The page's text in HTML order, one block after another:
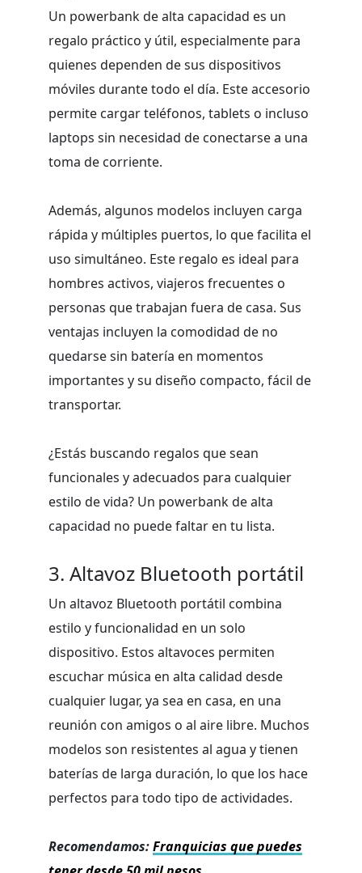
Un powerbank de alta capacidad es un
regalo práctico y útil, especialmente para
quienes dependen de sus dispositivos
móviles durante todo el día. Este accesorio
permite cargar teléfonos, tablets o incluso
laptops sin necesidad de conectarse a una
toma de corriente.
Además, algunos modelos incluyen carga
rápida y múltiples puertos, lo que facilita el
uso simultáneo. Este regalo es ideal para
hombres activos, viajeros frecuentes o
personas que trabajan fuera de casa. Sus
ventajas incluyen la comodidad de no
quedarse sin batería en momentos
importantes y su diseño compacto, fácil de
transportar.
¿Estás buscando regalos que sean
funcionales y adecuados para cualquier
estilo de vida? Un powerbank de alta
capacidad no puede faltar en tu lista.
3. Altavoz Bluetooth portátil
Un altavoz Bluetooth portátil combina
estilo y funcionalidad en un solo
dispositivo. Estos altavoces permiten
escuchar música en alta calidad desde
cualquier lugar, ya sea en casa, en una
reunión con amigos o al aire libre. Muchos
modelos son resistentes al agua y tienen
baterías de larga duración, lo que los hace
perfectos para todo tipo de actividades.
Recomendamos:Franquicias que puedes